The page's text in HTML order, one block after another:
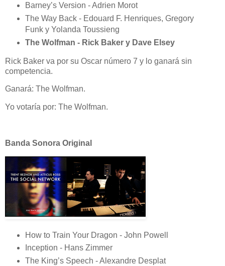
Barney’s Version - Adrien Morot
The Way Back - Edouard F. Henriques, Gregory
Funk y Yolanda Toussieng
The Wolfman - Rick Baker y Dave Elsey
Rick Baker va por su Oscar número 7 y lo ganará sin
competencia.
Ganará: The Wolfman.
Yo votaría por: The Wolfman.
Banda Sonora Original
How to Train Your Dragon - John Powell
Inception - Hans Zimmer
The King’s Speech - Alexandre Desplat